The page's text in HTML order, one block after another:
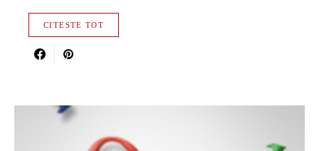
CITESTE TOT